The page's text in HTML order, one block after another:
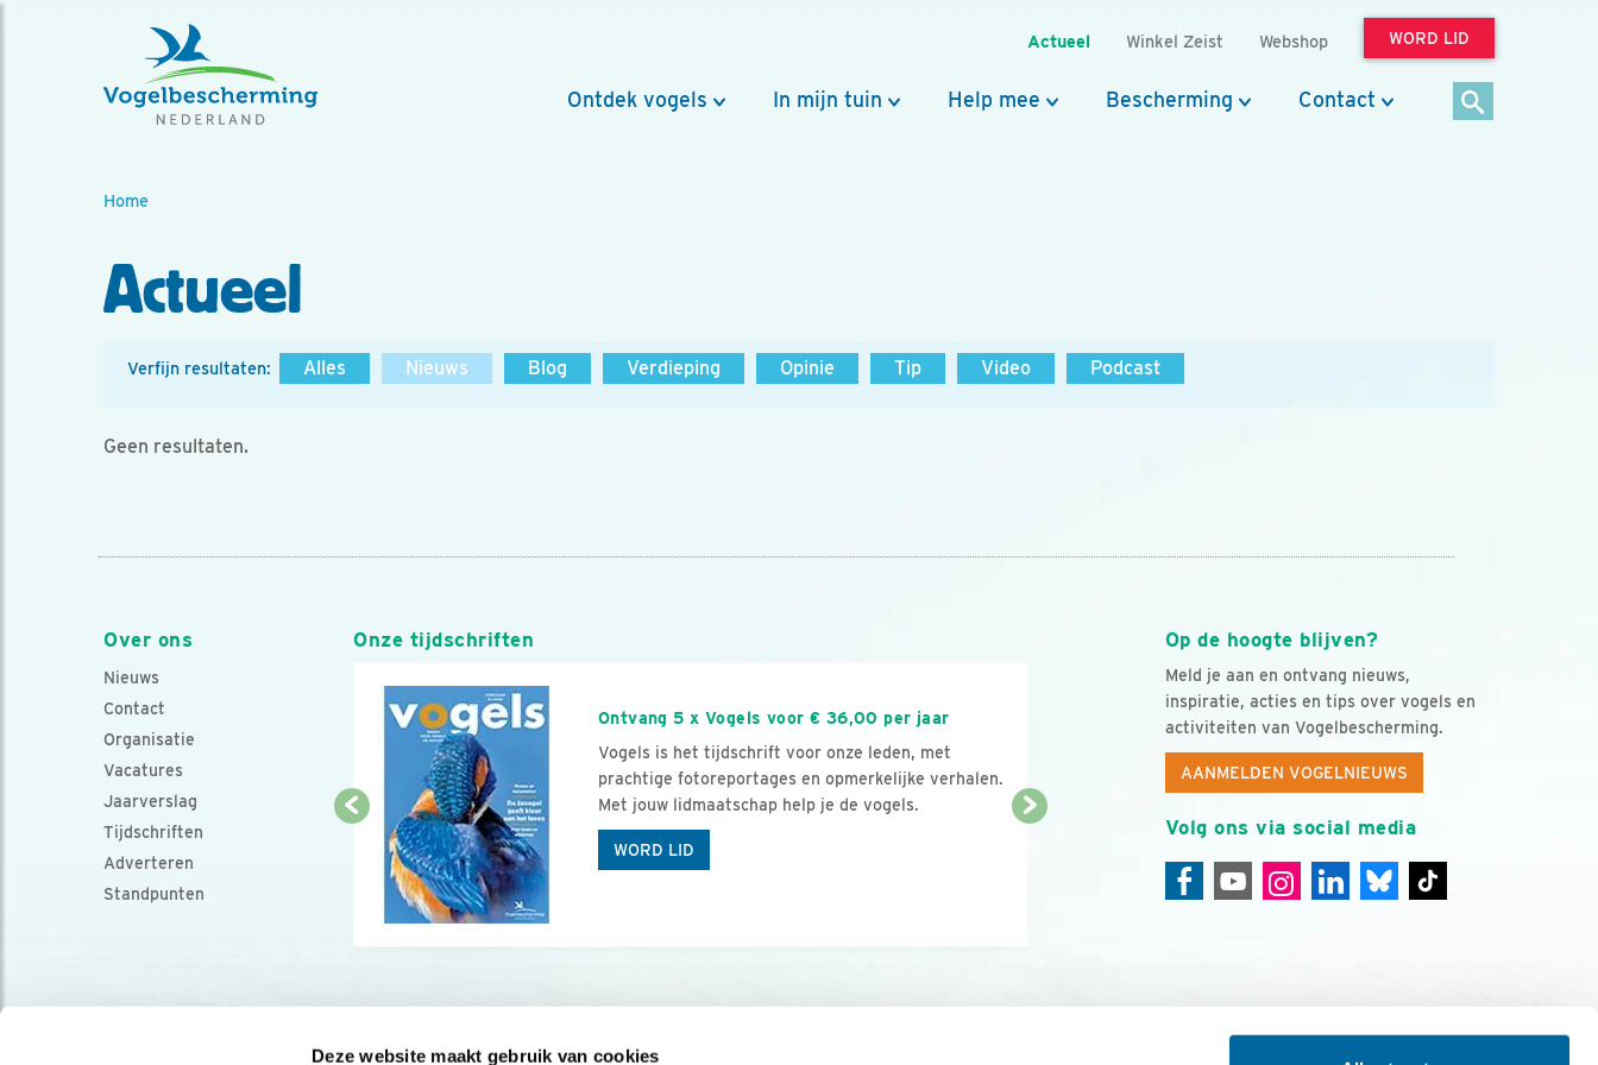
Deze website maakt gebruik van cookies
Actueel Winkel Zeist Webshop WORD LID
Ontdek vogels In mijn tuin Help mee Bescherming Contact
Home
Actueel
Verfijn resultaten: Alles Nieuws Blog Verdieping Opinie Tip Video Podcast
Geen resultaten.
Over ons
Nieuws
Contact
Organisatie
Vacatures
Jaarverslag
Tijdschriften
Adverteren
Standpunten
Op de hoogte blijven?
Meld je aan en ontvang nieuws,
inspiratie, acties en tips over vogels en
activiteiten van Vogelbescherming.
AANMELDEN VOGELNIEUWS
Volg ons via social media
Onze tijdschriften
Ontvang 5 x Vogels voor € 36,00 per jaar
Vogels is het tijdschrift voor onze leden, met
prachtige fotoreportages en opmerkelijke verhalen.
Met jouw lidmaatschap help je de vogels.
WORD LID